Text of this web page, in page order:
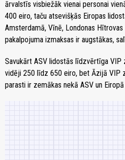
ārvalstīs visbiežāk vienai personai
400 eiro, taču atsevišķās Eiropas
Amsterdamā, Vīnē, Londonas
pakalpojuma izmaksas ir augstākas,
Savukārt ASV lidostās līdzvērtīga VIP
vidēji 250 līdz 650 eiro, bet Āzijā VIP
parasti ir zemākas nekā ASV un